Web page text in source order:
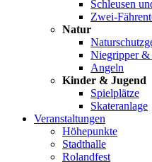
Schleusen
Zwei-
Natur
Niegripper &
Angeln
Kinder & Jugend
Spielplätze
Skateranlage
Veranstaltungen
Höhepunkte
Stadthalle
Rolandfest